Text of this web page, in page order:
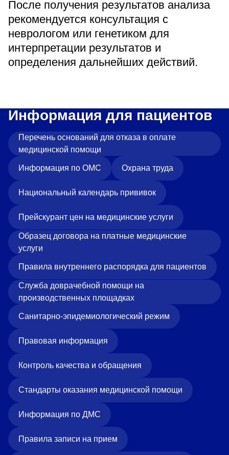
После получения результатов анализа
рекомендуется консультация с
неврологом или генетиком для
интерпретации результатов и
определения дальнейших действий.
Информация для пациентов
Перечень оснований для отказа в оплате
медицинской помощи
Информация по ОМС Охрана труда
Национальный календарь прививок
Прейскурант цен на медицинские услуги
Образец договора на платные медицинские
услуги
Правила внутреннего распорядка для пациентов
Служба доврачебной помощи на
производственных площадках
Санитарно-эпидемиологический режим
Правовая информация
Контроль качества и обращения
Стандарты оказания медицинской помощи
Информация по ДМС
Правила записи на прием